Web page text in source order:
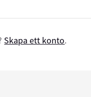
Skapa ett konto.